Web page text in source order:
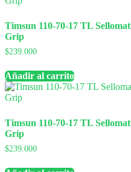
Timsun 110-70-17 TL
Grip
$239.000
Añadir al carrito
Timsun 110-70-17 TL
Grip
$239.000